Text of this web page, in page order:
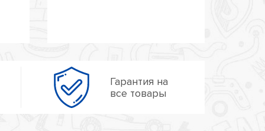
Гарантия на
все товары